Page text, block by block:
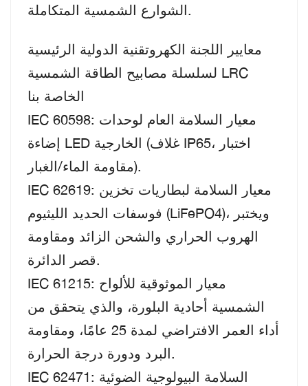
الشوارع الشمسية المتكاملة.
معايير اللجنة الكهروتقنية الدولية الرئيسية
لسلسلة مصابيح الطاقة الشمسية LRC
الخاصة بنا
IEC 60598: معيار السلامة العام لوحدات
إضاءة LED الخارجية (غلاف IP65، اختبار
مقاومة الماء/الغبار).
IEC 62619: معيار السلامة لبطاريات تخزين
فوسفات الحديد الليثيوم (LiFePO4)، ويختبر
الهروب الحراري والشحن الزائد ومقاومة
قصر الدائرة.
IEC 61215: معيار الموثوقية للألواح
الشمسية أحادية البلورة، والذي يتحقق من
أداء العمر الافتراضي لمدة 25 عامًا، ومقاومة
البرد ودورة درجة الحرارة.
IEC 62471: السلامة البيولوجية الضوئية